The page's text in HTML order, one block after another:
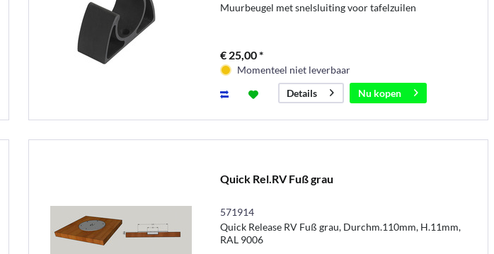
Muurbeugel met snelsluiting voor tafelzuilen
€ 25,00 *
Momenteel niet leverbaar
Details
Nu kopen
Quick Rel.RV Fuß grau
571914
Quick Release RV Fuß grau, Durchm.110mm, H.11mm,
RAL 9006